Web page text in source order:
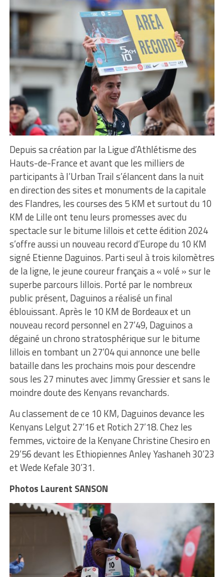
Depuis sa création par la Ligue d’Athlétisme des
Hauts-de-France et avant que les milliers de
participants à l’Urban Trail s’élancent dans la nuit
en direction des sites et monuments de la capitale
des Flandres, les courses des 5 KM et surtout du 10
KM de Lille ont tenu leurs promesses avec du
spectacle sur le bitume lillois et cette édition 2024
s’offre aussi un nouveau record d’Europe du 10 KM
signé Etienne Daguinos. Parti seul à trois kilomètres
de la ligne, le jeune coureur français a « volé » sur le
superbe parcours lillois. Porté par le nombreux
public présent, Daguinos a réalisé un final
éblouissant. Après le 10 KM de Bordeaux et un
nouveau record personnel en 27’49, Daguinos a
dégainé un chrono stratosphérique sur le bitume
lillois en tombant un 27’04 qui annonce une belle
bataille dans les prochains mois pour descendre
sous les 27 minutes avec Jimmy Gressier et sans le
moindre doute des Kenyans revanchards.
Au classement de ce 10 KM, Daguinos devance les
Kenyans Lelgut 27’16 et Rotich 27’18. Chez les
femmes, victoire de la Kenyane Christine Chesiro en
29’56 devant les Ethiopiennes Anley Yashaneh 30’23
et Wede Kefale 30’31.
Photos Laurent SANSON